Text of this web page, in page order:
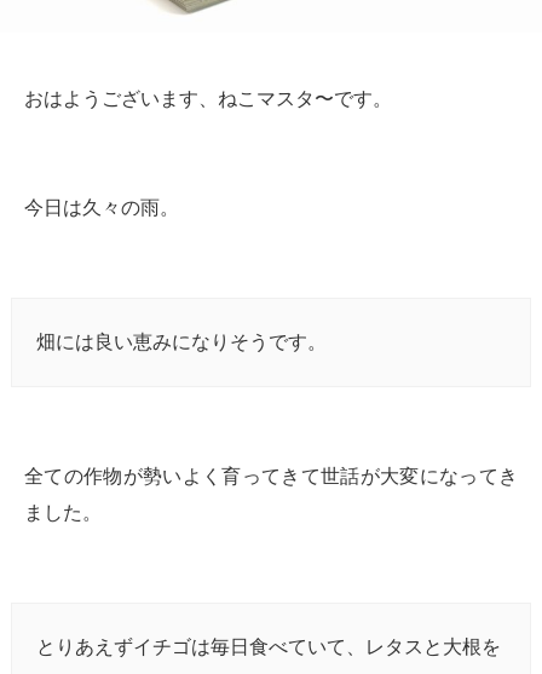
おはようございます、ねこマスタ〜です。
今日は久々の雨。
畑には良い恵みになりそうです。
全ての作物が勢いよく育ってきて世話が大変になってき
ました。
とりあえずイチゴは毎日食べていて、レタスと大根を